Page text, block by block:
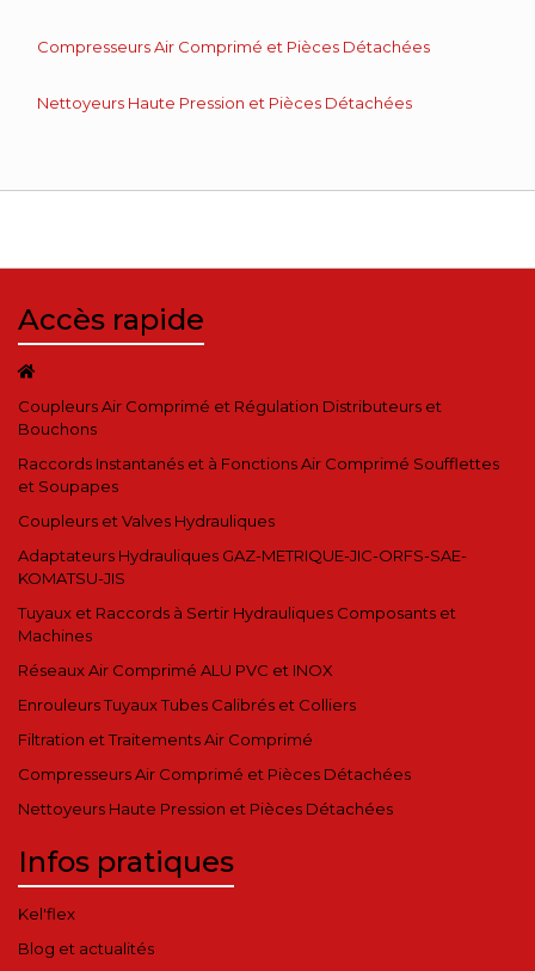
Compresseurs Air Comprimé et Pièces Détachées
Nettoyeurs Haute Pression et Pièces Détachées
Accès rapide
Coupleurs Air Comprimé et Régulation Distributeurs et
Bouchons
Raccords Instantanés et à Fonctions Air Comprimé Soufflettes
et Soupapes
Coupleurs et Valves Hydrauliques
Adaptateurs Hydrauliques GAZ-METRIQUE-JIC-ORFS-SAE-
KOMATSU-JIS
Tuyaux et Raccords à Sertir Hydrauliques Composants et
Machines
Réseaux Air Comprimé ALU PVC et INOX
Enrouleurs Tuyaux Tubes Calibrés et Colliers
Filtration et Traitements Air Comprimé
Compresseurs Air Comprimé et Pièces Détachées
Nettoyeurs Haute Pression et Pièces Détachées
Infos pratiques
Kel'flex
Blog et actualités